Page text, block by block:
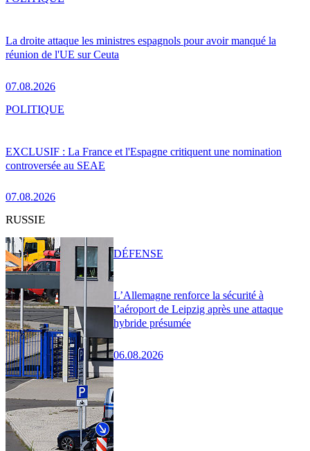
La droite attaque les ministres espagnols pour avoir manqué la
réunion de l'UE sur Ceuta
07.08.2026
EXCLUSIF : La France et l'Espagne critiquent une nomination
controversée au SEAE
07.08.2026
POLITIQUE
RUSSIE
L’Allemagne renforce la sécurité à
l’aéroport de Leipzig après une attaque
hybride présumée
06.08.2026
DÉFENSE